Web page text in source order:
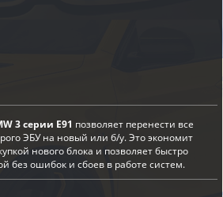
3 серии E91 позволяет перенести все
ЭБУ на новый или б/у. Это экономит
нового блока и позволяет быстро
без ошибок и сбоев в работе систем.